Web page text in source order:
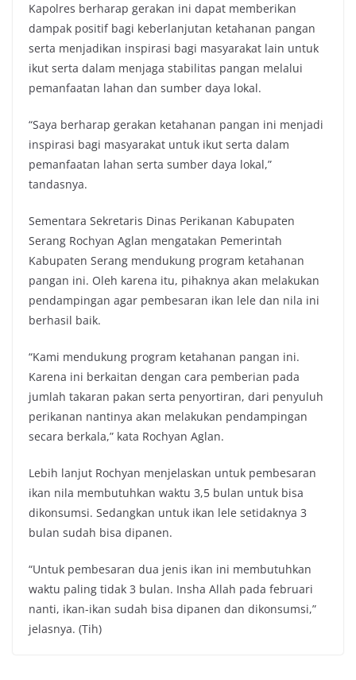
Kapolres berharap gerakan ini dapat memberikan
dampak positif bagi keberlanjutan ketahanan pangan
serta menjadikan inspirasi bagi masyarakat lain untuk
ikut serta dalam menjaga stabilitas pangan melalui
pemanfaatan lahan dan sumber daya lokal.
“Saya berharap gerakan ketahanan pangan ini menjadi
inspirasi bagi masyarakat untuk ikut serta dalam
pemanfaatan lahan serta sumber daya lokal,”
tandasnya.
Sementara Sekretaris Dinas Perikanan Kabupaten
Serang Rochyan Aglan mengatakan Pemerintah
Kabupaten Serang mendukung program ketahanan
pangan ini. Oleh karena itu, pihaknya akan melakukan
pendampingan agar pembesaran ikan lele dan nila ini
berhasil baik.
“Kami mendukung program ketahanan pangan ini.
Karena ini berkaitan dengan cara pemberian pada
jumlah takaran pakan serta penyortiran, dari penyuluh
perikanan nantinya akan melakukan pendampingan
secara berkala,” kata Rochyan Aglan.
Lebih lanjut Rochyan menjelaskan untuk pembesaran
ikan nila membutuhkan waktu 3,5 bulan untuk bisa
dikonsumsi. Sedangkan untuk ikan lele setidaknya 3
bulan sudah bisa dipanen.
“Untuk pembesaran dua jenis ikan ini membutuhkan
waktu paling tidak 3 bulan. Insha Allah pada februari
nanti, ikan-ikan sudah bisa dipanen dan dikonsumsi,”
jelasnya. (Tih)